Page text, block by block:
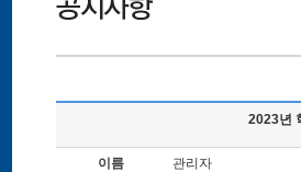
2023년
이름 관리자